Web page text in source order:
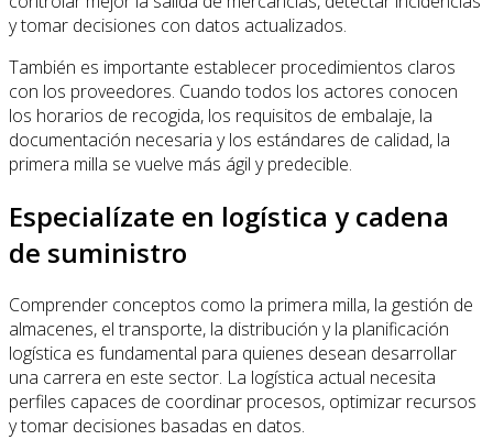
y tomar decisiones con datos actualizados.
También es importante establecer procedimientos claros
con los proveedores. Cuando todos los actores conocen
los horarios de recogida, los requisitos de embalaje, la
documentación necesaria y los estándares de calidad, la
primera milla se vuelve más ágil y predecible.
Especialízate en logística y cadena
de suministro
Comprender conceptos como la primera milla, la gestión de
almacenes, el transporte, la distribución y la planificación
logística es fundamental para quienes desean desarrollar
una carrera en este sector. La logística actual necesita
perfiles capaces de coordinar procesos, optimizar recursos
y tomar decisiones basadas en datos.